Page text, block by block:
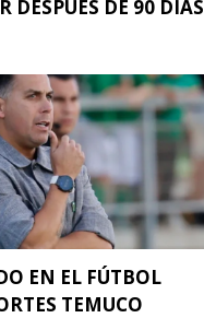
DESPUÉS DE 90 DÍAS
EN EL FÚTBOL
TEMUCO